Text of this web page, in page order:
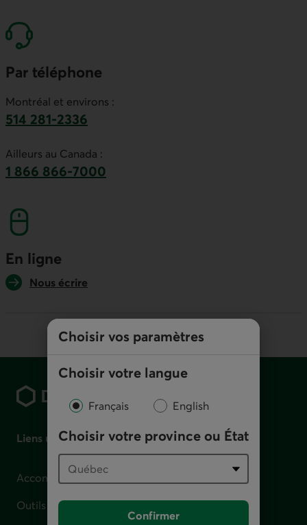
Choisir vos paramètres
Choisir votre langue
Français English
Choisir votre province ou État
Confirmer
Par téléphone
Montréal et environs :
514 281-2336
Ailleurs au Canada :
1 866 866-7000
En ligne
Nous écrire
Pied de page
Liens utiles
Accompagnement en cas de difficulté financière
Outils et calculateurs